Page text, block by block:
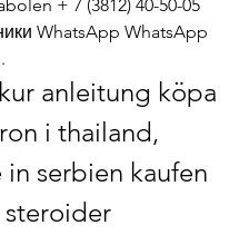
+ 7 (3812) 40-50-05
WhatsApp WhatsApp
anleitung köpa
i thailand,
serbien kaufen
steroider